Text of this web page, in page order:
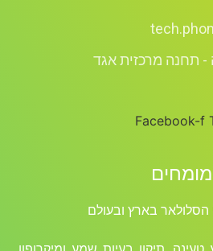
Facebook-f
בארץ ובעולם